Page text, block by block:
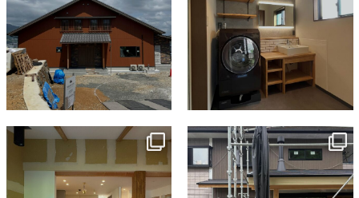
tomohouseinc
tomohouseinc
6月 3